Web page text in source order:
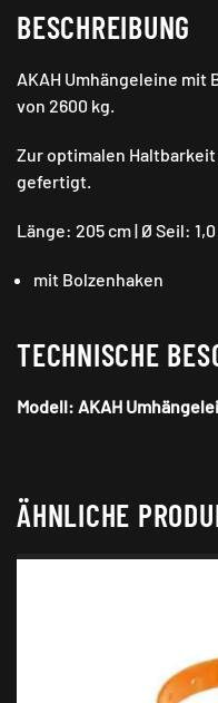
BESCHREIBUNG
AKAH Umhängeleine mit
von 2600 kg.
Zur optimalen
gefertigt.
Länge: 205 cm | Ø Seil:
mit Bolzenhaken
TECHNISCHE
​Modell: AKAH
ÄHNLICHE